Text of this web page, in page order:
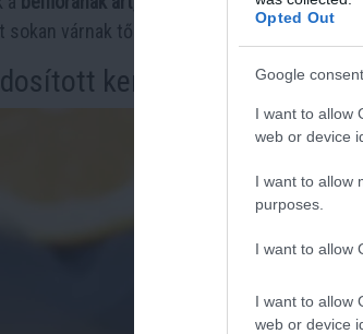
Opted Out
Google
I want to allow
web or device
I want to allow
purposes.
I want to allow
I want to allow
web or device
sokan várnak tőle.
Natúr görög joghurt
keményítők